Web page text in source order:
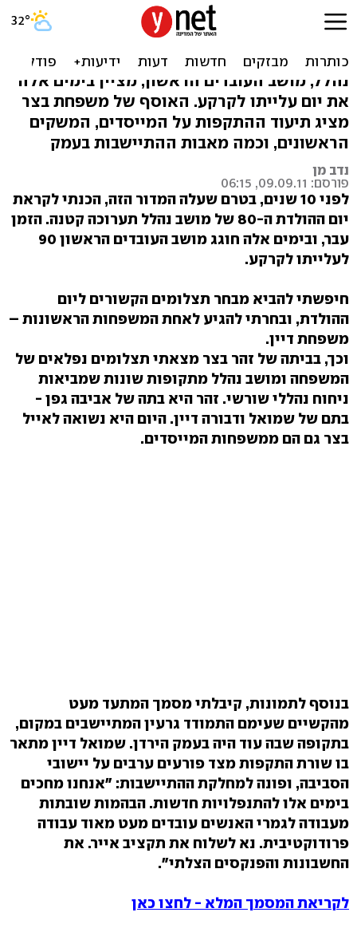
90 שנה - ועוד עובדים: דברי
ימי נהלל בשחור-לבן
נהלל, מושב העובדים הראשון, מציין בימים אלה
את יום עלייתו לקרקע. האוסף של משפחת בצר
מציג תיעוד ההתקפות על המייסדים, המשקים
הראשונים, וכמה מאבות ההתיישבות בעמק
נדב מן
פורסם: 09.09.11, 06:15
לפני 10 שנים, בטרם שעלה המדור הזה, הכנתי לקראת
יום ההולדת ה-80 של מושב נהלל תערוכה קטנה. הזמן
עבר, ובימים אלה חוגג מושב העובדים הראשון 90
לעלייתו לקרקע.
חיפשתי להביא מבחר תצלומים הקשורים ליום
ההולדת, ובחרתי להגיע לאחת המשפחות הראשונות –
משפחת דיין.
וכך, בביתה של זהר בצר מצאתי תצלומים נפלאים של
המשפחה ומושב נהלל מתקופות שונות שמביאות
ניחוח נהללי שורשי. זהר היא בתה של אביבה גפן -
בתם של שמואל ודבורה דיין. היום היא נשואה לאייל
בצר גם הם ממשפחות המייסדים.
בנוסף לתמונות, קיבלתי מסמך המתעד מעט
מהקשיים שעימם התמודד גרעין המתיישבים במקום,
בתקופה שבה עוד היה בעמק הירדן. שמואל דיין מתאר
בו שורת התקפות מצד פורעים ערבים על יישובי
הסביבה, ופונה למחלקת ההתיישבות: "אנחנו מחכים
בימים אלו להתנפלויות חדשות. הבהמות שובתות
מעבודה לגמרי האנשים עובדים מעט מאוד עבודה
פרודוקטיבית. נא לשלוח את תקציב אייר. את
החשבונות והפנקסים הצלתי".
לקריאת המסמך המלא - לחצו כאן